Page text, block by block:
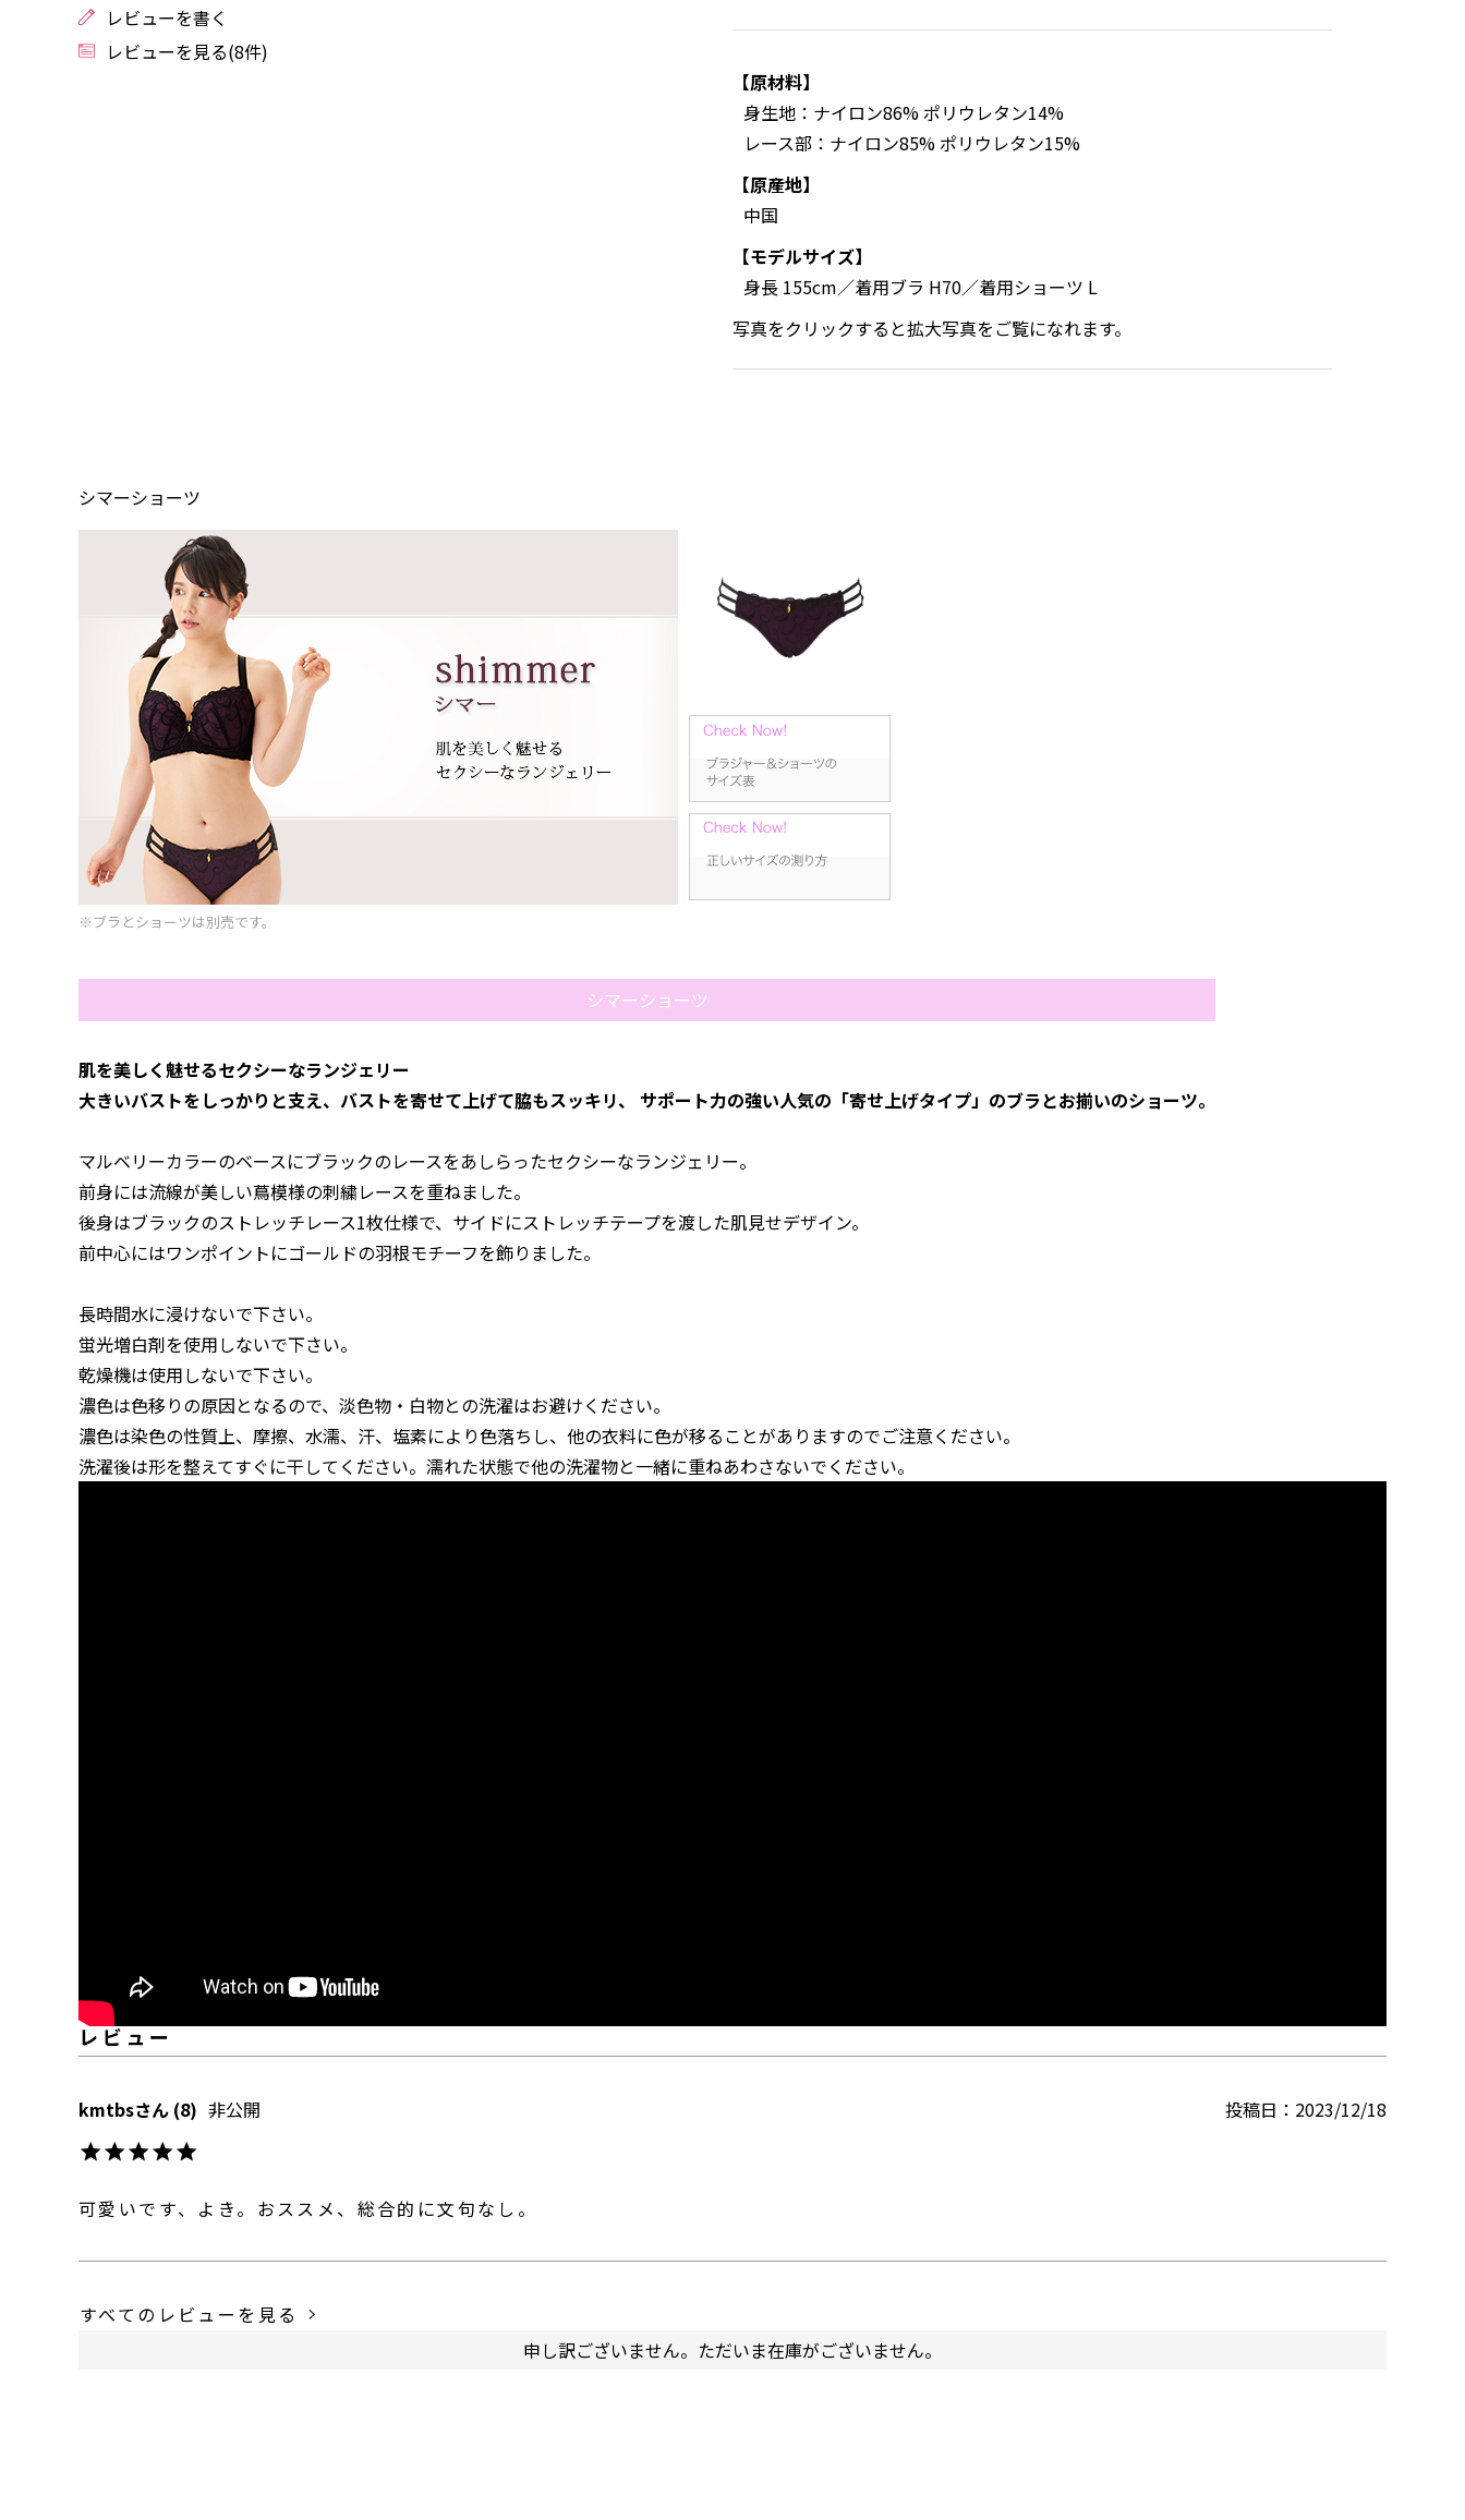
レビューを書く
レビューを見る(8件)
【原材料】
身生地：ナイロン86% ポリウレタン14%
レース部：ナイロン85% ポリウレタン15%
【原産地】
中国
【モデルサイズ】
身長 155cm／着用ブラ H70／着用ショーツ L
写真をクリックすると拡大写真をご覧になれます。
シマーショーツ
※ブラとショーツは別売です。
シマーショーツ
肌を美しく魅せるセクシーなランジェリー
大きいバストをしっかりと支え、バストを寄せて上げて脇もスッキリ、 サポート力の強い人気の「寄せ上げタイプ」のブラとお揃いのショーツ。
マルベリーカラーのベースにブラックのレースをあしらったセクシーなランジェリー。
前身には流線が美しい蔦模様の刺繍レースを重ねました。
後身はブラックのストレッチレース1枚仕様で、サイドにストレッチテープを渡した肌見せデザイン。
前中心にはワンポイントにゴールドの羽根モチーフを飾りました。
長時間水に浸けないで下さい。
蛍光増白剤を使用しないで下さい。
乾燥機は使用しないで下さい。
濃色は色移りの原因となるので、淡色物・白物との洗濯はお避けください。
濃色は染色の性質上、摩擦、水濡、汗、塩素により色落ちし、他の衣料に色が移ることがありますのでご注意ください。
洗濯後は形を整えてすぐに干してください。濡れた状態で他の洗濯物と一緒に重ねあわさないでください。
kmtbs 8 非公開 投稿日 2023/12/18
可愛いです、よき。おススメ、総合的に文句なし。
すべてのレビューを見る
申し訳ございません。ただいま在庫がございません。